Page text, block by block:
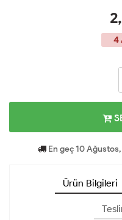
4
En geç 10
Ürün Bilgileri